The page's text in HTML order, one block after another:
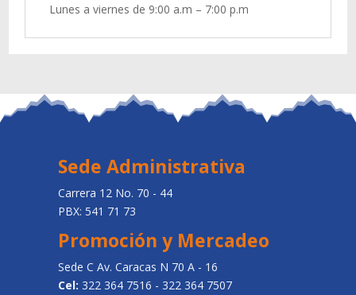
Lunes a viernes de 9:00 a.m – 7:00 p.m
Sede Administrativa
Carrera 12 No. 70 - 44
PBX: 541 71 73
Promoción y Mercadeo
Sede C Av. Caracas N 70 A - 16
Cel: 322 364 7516 - 322 364 7507